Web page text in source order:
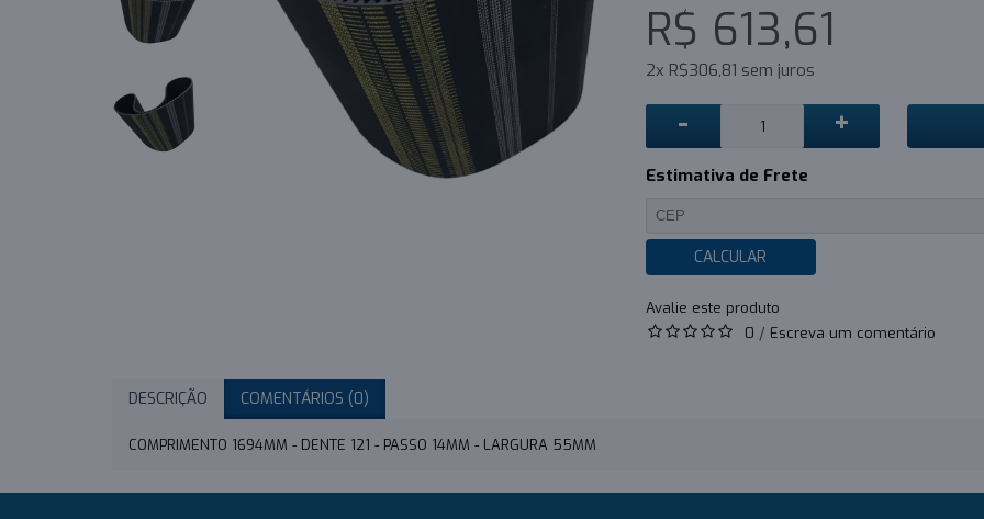
R$ 613,61
2x R$306,81 sem juros
- +
Estimativa de Frete
CALCULAR
0 / Escreva um comentário
DESCRIÇÃO COMENTÁRIOS (0)
COMPRIMENTO 1694MM - DENTE 121 - PASSO 14MM - LARGURA 55MM